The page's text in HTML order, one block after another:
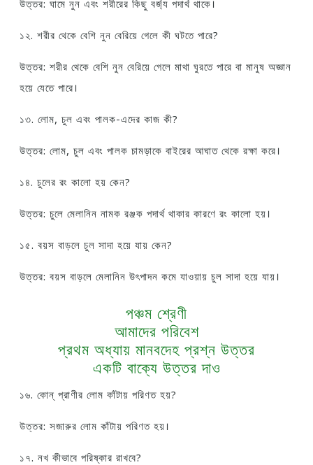
উত্তর: ঘামে নুন এবং শরীরের কিছু বর্জ্য পদার্থ থাকে।
১২. শরীর থেকে বেশি নুন বেরিয়ে গেলে কী ঘটতে পারে?
উত্তর: শরীর থেকে বেশি নুন বেরিয়ে গেলে মাথা ঘুরতে পারে বা মানুষ অজ্ঞান
হয়ে যেতে পারে।
১৩. লোম, চুল এবং পালক-এদের কাজ কী?
উত্তর: লোম, চুল এবং পালক চামড়াকে বাইরের আঘাত থেকে রক্ষা করে।
১৪. চুলের রং কালো হয় কেন?
উত্তর: চুলে মেলানিন নামক রঞ্জক পদার্থ থাকার কারণে রং কালো হয়।
১৫. বয়স বাড়লে চুল সাদা হয়ে যায় কেন?
উত্তর: বয়স বাড়লে মেলানিন উৎপাদন কমে যাওয়ায় চুল সাদা হয়ে যায়।
পঞ্চম শ্রেণী
আমাদের পরিবেশ
প্রথম অধ্যায় মানবদেহ প্রশ্ন উত্তর
একটি বাক্যে উত্তর দাও
১৬. কোন্ প্রাণীর লোম কাঁটায় পরিণত হয়?
উত্তর: সজারুর লোম কাঁটায় পরিণত হয়।
১৭. নখ কীভাবে পরিষ্কার রাখবে?